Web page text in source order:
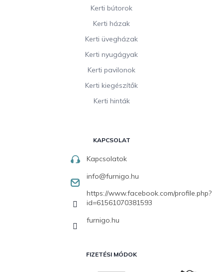
Kerti bútorok
Kerti házak
Kerti üvegházak
Kerti nyugágyak
Kerti pavilonok
Kerti kiegészítők
Kerti hinták
KAPCSOLAT
Kapcsolatok
info@furnigo.hu
https://www.facebook.com/profile.php?
id=61561070381593
furnigo.hu
FIZETÉSI MÓDOK